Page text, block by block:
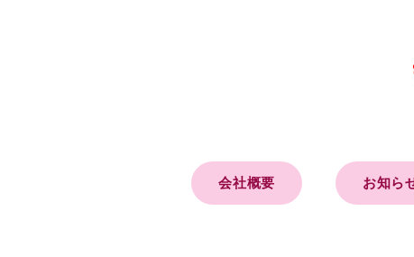
会社概要 お知ら